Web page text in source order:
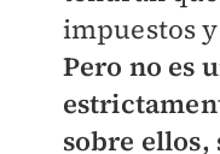
impuestos
Pero no es
sobre